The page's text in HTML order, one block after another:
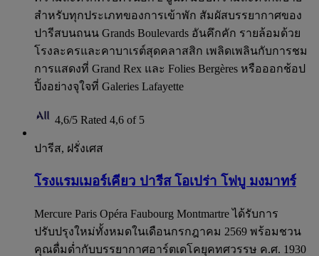
สำหรับทุกประเภทของการเข้าพัก สัมผัสบรรยากาศของ
ปารีสบนถนน Grands Boulevards อันคึกคัก รายล้อมด้วย
โรงละครและคาบาเรต์สุดคลาสสิก เพลิดเพลินกับการชม
การแสดงที่ Grand Rex และ Folies Bergères หรือออกช้อป
ปิ้งอย่างจุใจที่ Galeries Lafayette
4,6/5 Rated 4,6 of 5
ปารีส, ฝรั่งเศส
โรงแรมเมอร์เคียว ปารีส โอเปร่า โฟบู มงมาทร์
Mercure Paris Opéra Faubourg Montmartre ได้รับการ
ปรับปรุงใหม่ทั้งหมดในเดือนกรกฎาคม 2569 พร้อมชวน
คุณดื่มด่ำกับบรรยากาศอาร์ตเดโคยุคทศวรรษ ค.ศ. 1930